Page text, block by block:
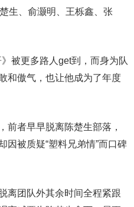
生、俞灏明、王栎鑫、张
被更多路人get到，而身为队
和傲气，也让他成为了年度
前者早早脱离陈楚生部落，
因被质疑“塑料兄弟情”而口碑
离团队外其余时间全程紧跟